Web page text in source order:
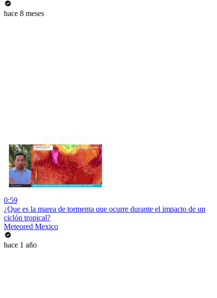
hace 8 meses
0:59
¿Que es la marea de tormenta que ocurre durante el impacto de un
ciclón tropical?
Meteored Mexico
hace 1 año